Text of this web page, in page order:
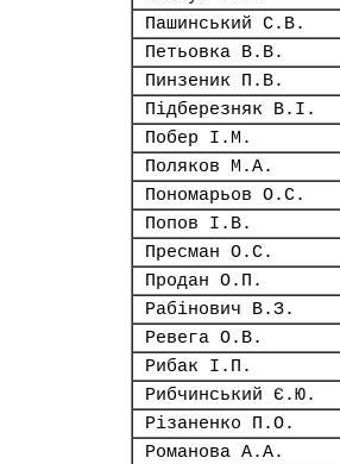
Пашинський С.В.
Петьовка В.В.
Пинзеник П.В.
Підберезняк В.І.
Побер І.М.
Поляков М.А.
Пономарьов О.С.
Попов І.В.
Пресман О.С.
Продан О.П.
Рабінович В.З.
Ревега О.В.
Рибак І.П.
Рибчинський Є.Ю.
Різаненко П.О.
Романова А.А.